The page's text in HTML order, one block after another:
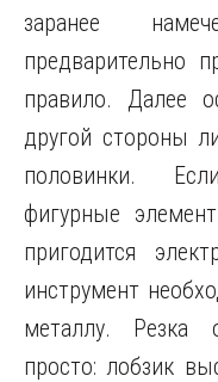
заранее
предварительно
правило. Далее
другой стороны
половинки.
фигурные
пригодится
инструмент
металлу. Резка
просто: лобзик